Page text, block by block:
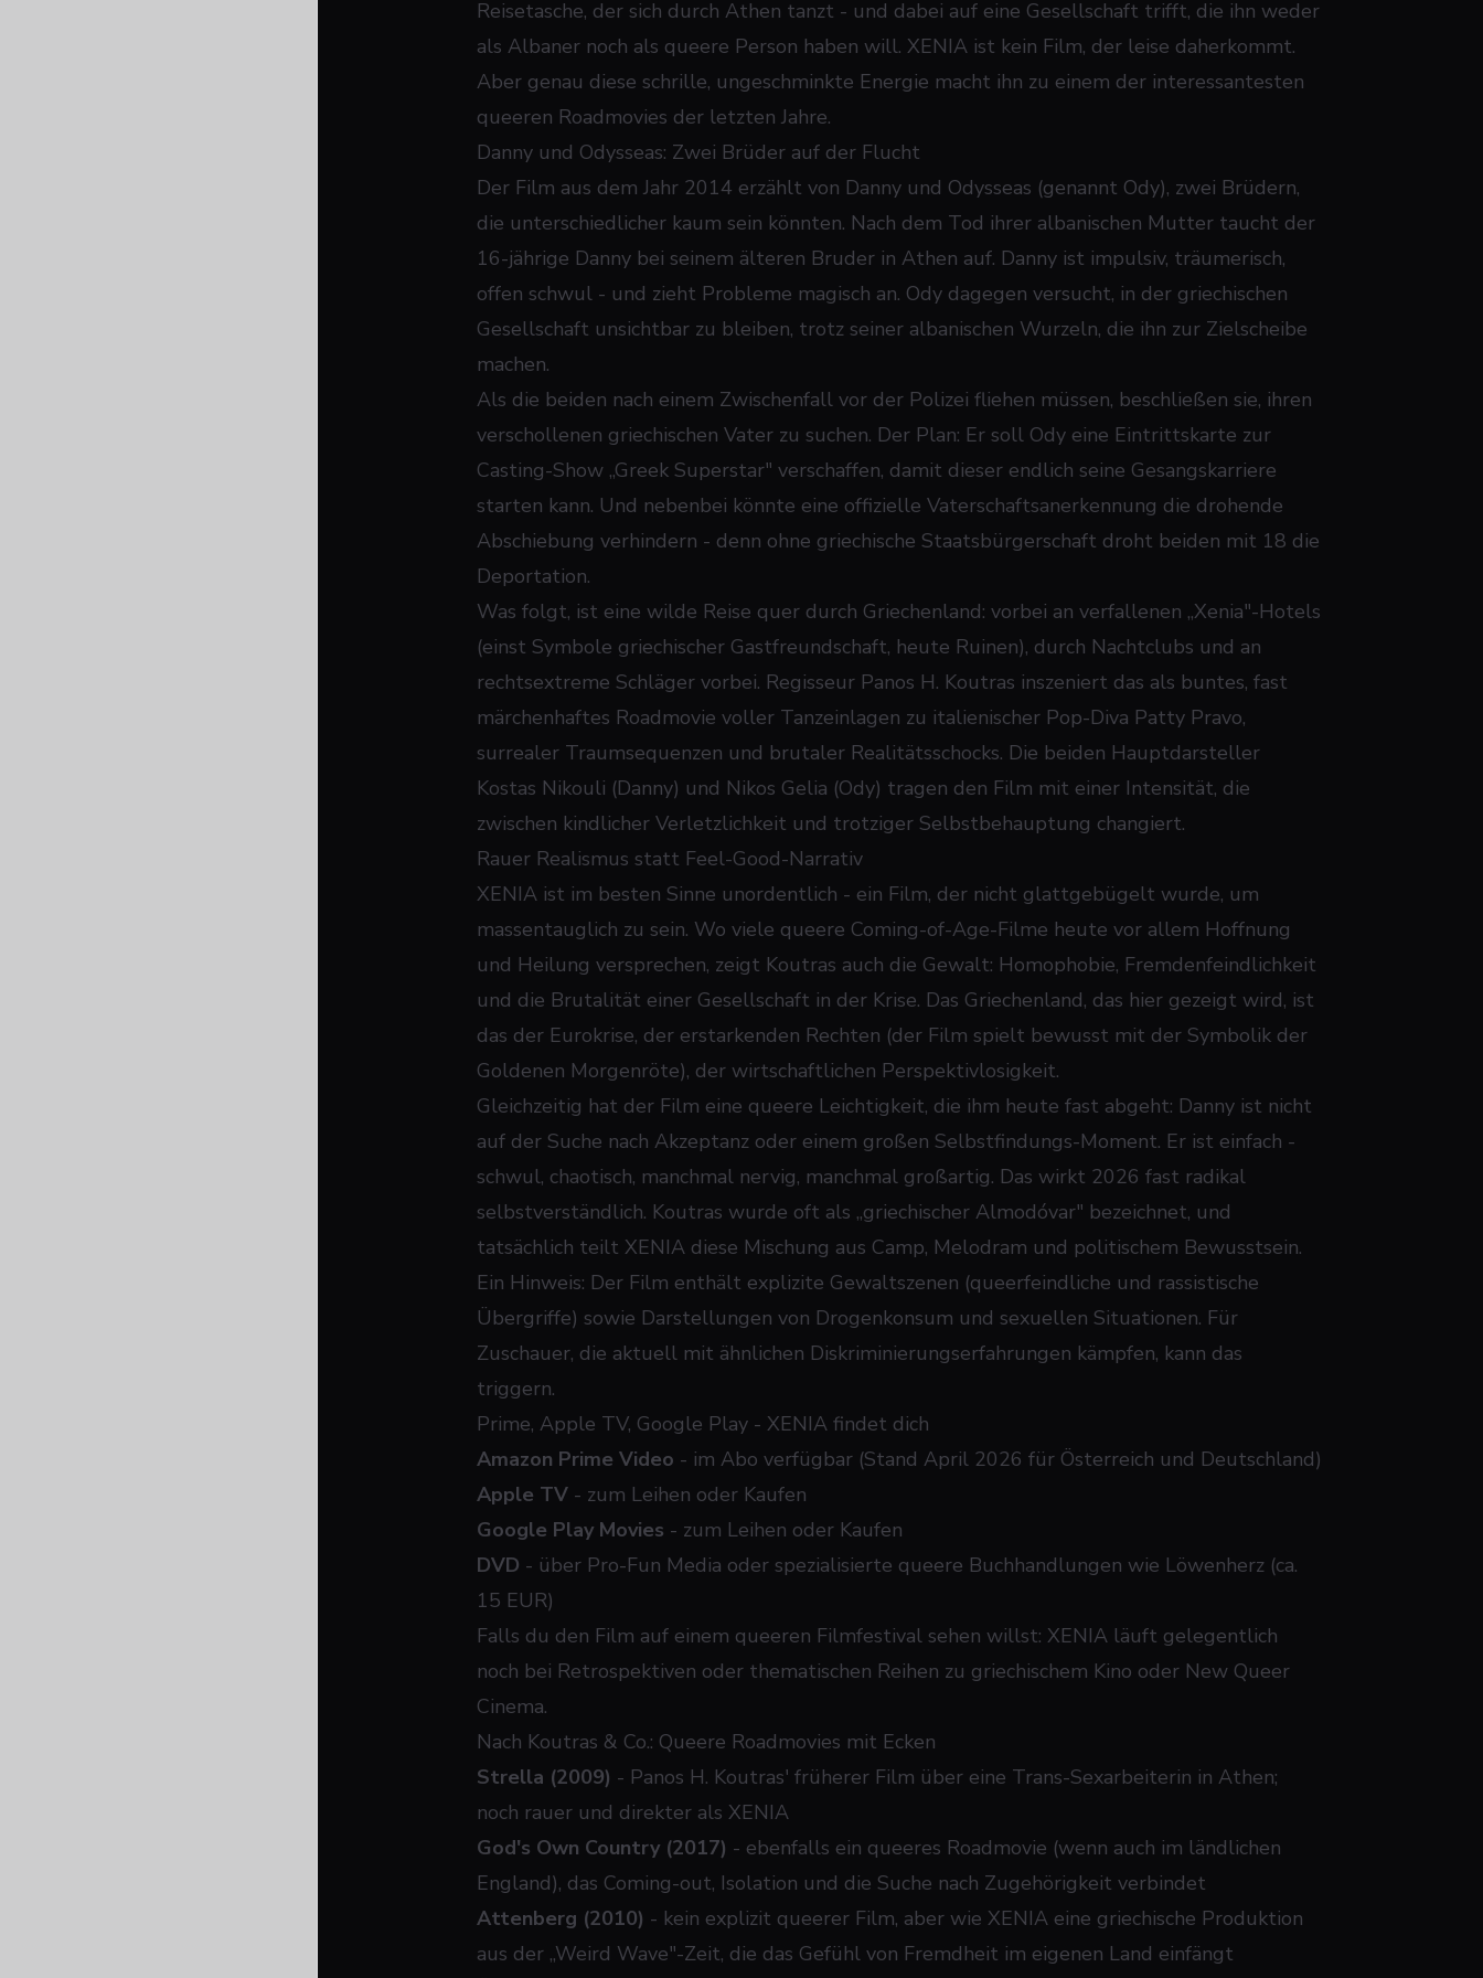
Reisetasche, der sich durch Athen tanzt - und dabei auf eine Gesellschaft trifft, die ihn weder
als Albaner noch als queere Person haben will. XENIA ist kein Film, der leise daherkommt.
Aber genau diese schrille, ungeschminkte Energie macht ihn zu einem der interessantesten
queeren Roadmovies der letzten Jahre.
Danny und Odysseas: Zwei Brüder auf der Flucht
Der Film aus dem Jahr 2014 erzählt von Danny und Odysseas (genannt Ody), zwei Brüdern,
die unterschiedlicher kaum sein könnten. Nach dem Tod ihrer albanischen Mutter taucht der
16-jährige Danny bei seinem älteren Bruder in Athen auf. Danny ist impulsiv, träumerisch,
offen schwul - und zieht Probleme magisch an. Ody dagegen versucht, in der griechischen
Gesellschaft unsichtbar zu bleiben, trotz seiner albanischen Wurzeln, die ihn zur Zielscheibe
machen.
Als die beiden nach einem Zwischenfall vor der Polizei fliehen müssen, beschließen sie, ihren
verschollenen griechischen Vater zu suchen. Der Plan: Er soll Ody eine Eintrittskarte zur
Casting-Show „Greek Superstar" verschaffen, damit dieser endlich seine Gesangskarriere
starten kann. Und nebenbei könnte eine offizielle Vaterschaftsanerkennung die drohende
Abschiebung verhindern - denn ohne griechische Staatsbürgerschaft droht beiden mit 18 die
Deportation.
Was folgt, ist eine wilde Reise quer durch Griechenland: vorbei an verfallenen „Xenia"-Hotels
(einst Symbole griechischer Gastfreundschaft, heute Ruinen), durch Nachtclubs und an
rechtsextreme Schläger vorbei. Regisseur Panos H. Koutras inszeniert das als buntes, fast
märchenhaftes Roadmovie voller Tanzeinlagen zu italienischer Pop-Diva Patty Pravo,
surrealer Traumsequenzen und brutaler Realitätsschocks. Die beiden Hauptdarsteller
Kostas Nikouli (Danny) und Nikos Gelia (Ody) tragen den Film mit einer Intensität, die
zwischen kindlicher Verletzlichkeit und trotziger Selbstbehauptung changiert.
Rauer Realismus statt Feel-Good-Narrativ
XENIA ist im besten Sinne unordentlich - ein Film, der nicht glattgebügelt wurde, um
massentauglich zu sein. Wo viele queere Coming-of-Age-Filme heute vor allem Hoffnung
und Heilung versprechen, zeigt Koutras auch die Gewalt: Homophobie, Fremdenfeindlichkeit
und die Brutalität einer Gesellschaft in der Krise. Das Griechenland, das hier gezeigt wird, ist
das der Eurokrise, der erstarkenden Rechten (der Film spielt bewusst mit der Symbolik der
Goldenen Morgenröte), der wirtschaftlichen Perspektivlosigkeit.
Gleichzeitig hat der Film eine queere Leichtigkeit, die ihm heute fast abgeht: Danny ist nicht
auf der Suche nach Akzeptanz oder einem großen Selbstfindungs-Moment. Er ist einfach -
schwul, chaotisch, manchmal nervig, manchmal großartig. Das wirkt 2026 fast radikal
selbstverständlich. Koutras wurde oft als „griechischer Almodóvar" bezeichnet, und
tatsächlich teilt XENIA diese Mischung aus Camp, Melodram und politischem Bewusstsein.
Ein Hinweis: Der Film enthält explizite Gewaltszenen (queerfeindliche und rassistische
Übergriffe) sowie Darstellungen von Drogenkonsum und sexuellen Situationen. Für
Zuschauer, die aktuell mit ähnlichen Diskriminierungserfahrungen kämpfen, kann das
triggern.
Prime, Apple TV, Google Play - XENIA findet dich
Amazon Prime Video - im Abo verfügbar (Stand April 2026 für Österreich und Deutschland)
Apple TV - zum Leihen oder Kaufen
Google Play Movies - zum Leihen oder Kaufen
DVD - über Pro-Fun Media oder spezialisierte queere Buchhandlungen wie Löwenherz (ca.
15 EUR)
Falls du den Film auf einem queeren Filmfestival sehen willst: XENIA läuft gelegentlich
noch bei Retrospektiven oder thematischen Reihen zu griechischem Kino oder New Queer
Cinema.
Nach Koutras & Co.: Queere Roadmovies mit Ecken
Strella (2009) - Panos H. Koutras' früherer Film über eine Trans-Sexarbeiterin in Athen;
noch rauer und direkter als XENIA
God's Own Country (2017) - ebenfalls ein queeres Roadmovie (wenn auch im ländlichen
England), das Coming-out, Isolation und die Suche nach Zugehörigkeit verbindet
Attenberg (2010) - kein explizit queerer Film, aber wie XENIA eine griechische Produktion
aus der „Weird Wave"-Zeit, die das Gefühl von Fremdheit im eigenen Land einfängt